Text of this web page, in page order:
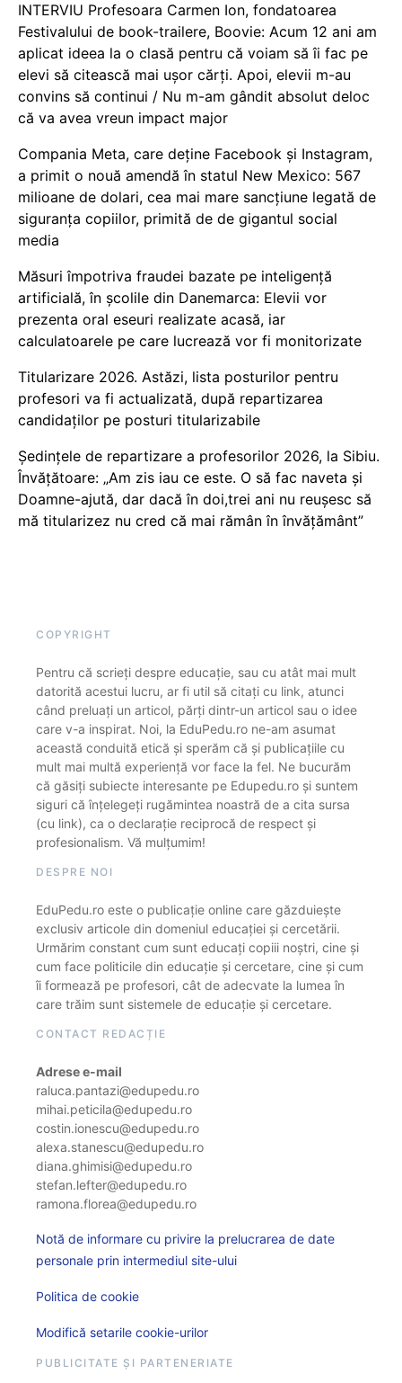
INTERVIU Profesoara Carmen Ion, fondatoarea
Festivalului de book-trailere, Boovie: Acum 12 ani am
aplicat ideea la o clasă pentru că voiam să îi fac pe
elevi să citească mai ușor cărți. Apoi, elevii m-au
convins să continui / Nu m-am gândit absolut deloc
că va avea vreun impact major
Compania Meta, care deține Facebook și Instagram,
a primit o nouă amendă în statul New Mexico: 567
milioane de dolari, cea mai mare sancțiune legată de
siguranța copiilor, primită de de gigantul social
media
Măsuri împotriva fraudei bazate pe inteligență
artificială, în școlile din Danemarca: Elevii vor
prezenta oral eseuri realizate acasă, iar
calculatoarele pe care lucrează vor fi monitorizate
Titularizare 2026. Astăzi, lista posturilor pentru
profesori va fi actualizată, după repartizarea
candidaților pe posturi titularizabile
Ședințele de repartizare a profesorilor 2026, la Sibiu.
Învățătoare: „Am zis iau ce este. O să fac naveta și
Doamne-ajută, dar dacă în doi,trei ani nu reușesc să
mă titularizez nu cred că mai rămân în învățământ”
COPYRIGHT
Pentru că scrieți despre educație, sau cu atât mai mult
datorită acestui lucru, ar fi util să citați cu link, atunci
când preluați un articol, părți dintr-un articol sau o idee
care v-a inspirat. Noi, la EduPedu.ro ne-am asumat
această conduită etică și sperăm că și publicațiile cu
mult mai multă experiență vor face la fel. Ne bucurăm
că găsiți subiecte interesante pe Edupedu.ro și suntem
siguri că înțelegeți rugămintea noastră de a cita sursa
(cu link), ca o declarație reciprocă de respect și
profesionalism. Vă mulțumim!
DESPRE NOI
EduPedu.ro este o publicație online care găzduiește
exclusiv articole din domeniul educației și cercetării.
Urmărim constant cum sunt educați copiii noștri, cine și
cum face politicile din educație și cercetare, cine și cum
îi formează pe profesori, cât de adecvate la lumea în
care trăim sunt sistemele de educație și cercetare.
CONTACT REDACȚIE
Adrese e-mail
raluca.pantazi@edupedu.ro
mihai.peticila@edupedu.ro
costin.ionescu@edupedu.ro
alexa.stanescu@edupedu.ro
diana.ghimisi@edupedu.ro
stefan.lefter@edupedu.ro
ramona.florea@edupedu.ro
Notă de informare cu privire la prelucrarea de date
personale prin intermediul site-ului
Politica de cookie
Modifică setarile cookie-urilor
PUBLICITATE ȘI PARTENERIATE